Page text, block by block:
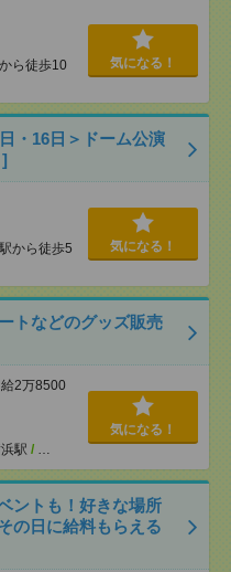
ら徒歩10
気になる！
・16日＞ドーム公演
から徒歩5
気になる！
トなどのグッズ販売
2万8500
駅 / …
気になる！
ントも！好きな場所
の日に給料もらえる